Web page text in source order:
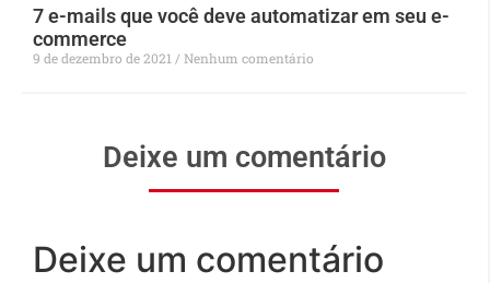
7 e-mails que você deve automatizar em seu e-
commerce
9 de dezembro de 2021 Nenhum comentário
Deixe um comentário
Deixe um comentário